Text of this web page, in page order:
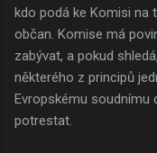
kdo podá ke Komisi
občan. Komise má
zabývat, a pokud
některého z principů
Evropskému soudnímu
potrestat.